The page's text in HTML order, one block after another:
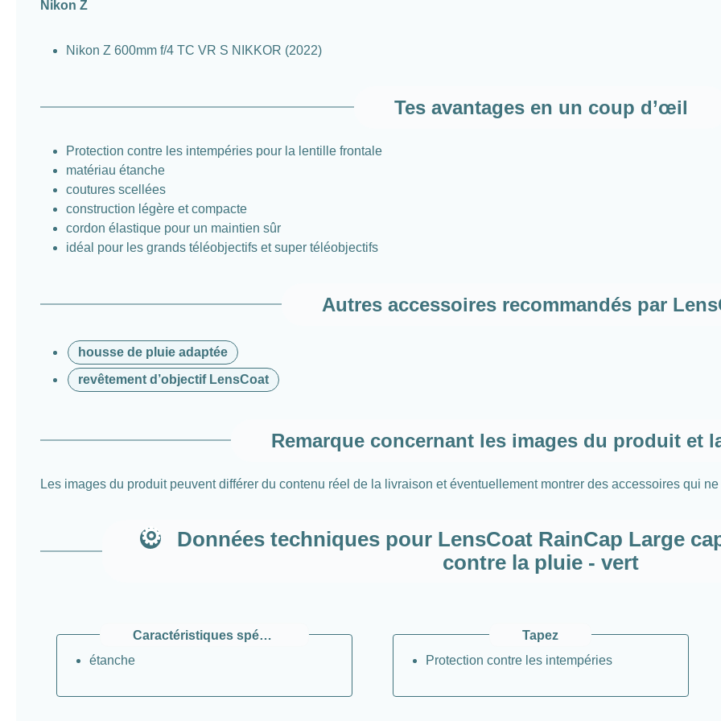
Nikon Z
Nikon Z 600mm f/4 TC VR S NIKKOR (2022)
Tes avantages en un coup d’œil
Protection contre les intempéries pour la lentille frontale
matériau étanche
coutures scellées
construction légère et compacte
cordon élastique pour un maintien sûr
idéal pour les grands téléobjectifs et super téléobjectifs
Autres accessoires recommandés par
housse de pluie adaptée
revêtement d’objectif LensCoat
Remarque concernant les images du produit et
Les images du produit peuvent différer du contenu réel de la livraison et éventuellement montrer des accessoires qui
Données techniques pour LensCoat RainCap Large
contre la pluie - vert
Caractéristiques spéciales
étanche
Tapez
Protection contre les intempéries